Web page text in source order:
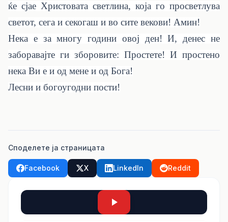
ќе сјае Христовата светлина, која го просветлува
светот, сега и секогаш и во сите векови! Амин!
Нека е за многу години овој ден! И, денес не
заборавајте ги зборовите: Простете! И простено
нека Ви е и од мене и од Бога!
Лесни и богоугодни пости!
Споделете ја страницата
Facebook X LinkedIn Reddit